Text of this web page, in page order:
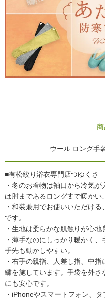
商
ウール ロング手
■有松絞り浴衣専門店つゆくさ
・冬のお着物は袖口から冷気
は肘まであるロング丈で暖かい
・和装兼用でお使いいただけ
です。
・生地は柔らかな肌触りが心地
・薄手なのにしっかり暖かく
手先も動かしやすい。
・右手の親指、人差し指、中
繍を施しています。手袋を外
にも安心です。
・iPhoneやスマートフォン、